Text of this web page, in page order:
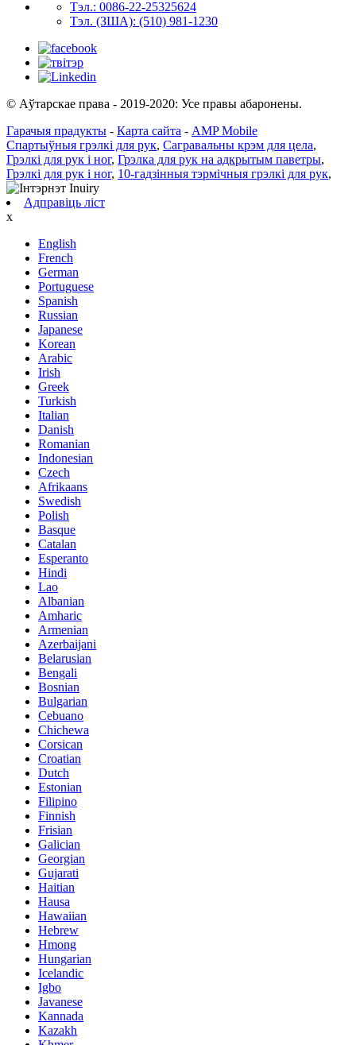
Тэл.: 0086-22-25325624
Тэл. (ЗША): (510) 981-1230
© Аўтарскае права - 2019-2020: Усе правы абаронены.
Гарачыя прадукты - Карта сайта - AMP Mobile
Спартыўныя грэлкі для рук, Сагравальны крэм для цела,
Грэлкі для рук і ног, Грэлка для рук на адкрытым паветры,
Грэлкі для рук і ног, 10-гадзінныя тэрмічныя грэлкі для рук,
Адправіць ліст
x
English
French
German
Portuguese
Spanish
Russian
Japanese
Korean
Arabic
Irish
Greek
Turkish
Italian
Danish
Romanian
Indonesian
Czech
Afrikaans
Swedish
Polish
Basque
Catalan
Esperanto
Hindi
Lao
Albanian
Amharic
Armenian
Azerbaijani
Belarusian
Bengali
Bosnian
Bulgarian
Cebuano
Chichewa
Corsican
Croatian
Dutch
Estonian
Filipino
Finnish
Frisian
Galician
Georgian
Gujarati
Haitian
Hausa
Hawaiian
Hebrew
Hmong
Hungarian
Icelandic
Igbo
Javanese
Kannada
Kazakh